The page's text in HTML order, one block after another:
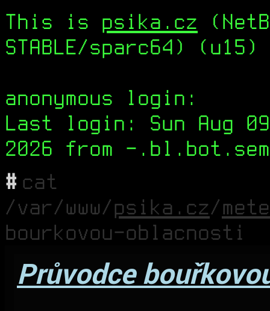
This is psika.cz
STABLE/sparc64)
anonymous login:
Last login: Sun Aug 09
2026 from -
# cat
/var/www/psika.cz/
bourkovou-oblacnosti
Průvodce